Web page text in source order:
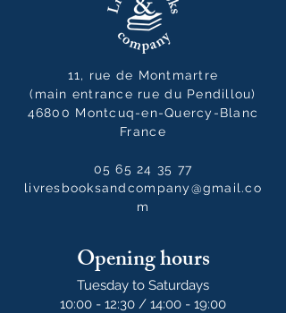
11, rue de Montmartre
(main entrance rue du Pendillou)
46800 Montcuq-en-Quercy-Blanc
France
05 65 24 35 77
livresbooksandcompany@gmail.co
m
Opening hours
Tuesday to Saturdays
10:00 - 12:30 / 14:00 - 19:00